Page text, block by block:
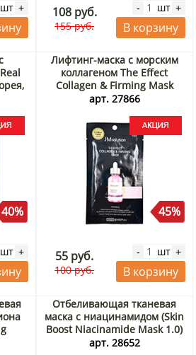
шт + 108 руб.
155 руб.
- шт +
В корзину
40%
шт +
Лифтинг-маска с морским
коллагеном The Effect
Collagen & Firming Mask
JMsolution, Корея, 24 мл
арт. 27866
45%
55 руб.
100 руб.
- шт +
В корзину
Отбеливающая тканевая
маска с ниацинамидом (Skin
Boost Niacinamide Mask 1.0)
JMsolution, Корея, 30 мл
арт. 28652